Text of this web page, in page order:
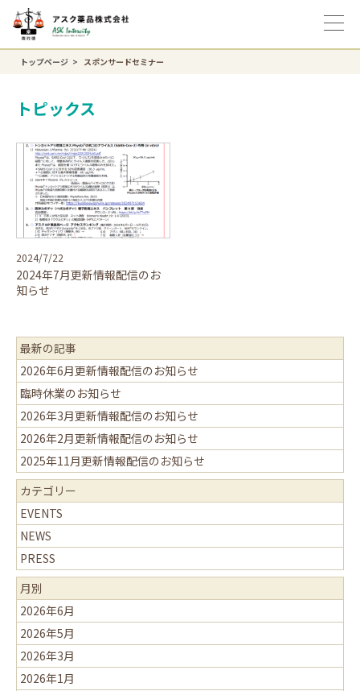
トップページ スポンサードセミナー
トピックス
2024/7/22
2024年7月更新情報配信のお
知らせ
最新の記事
2026年6月更新情報配信のお知らせ
臨時休業のお知らせ
2026年3月更新情報配信のお知らせ
2026年2月更新情報配信のお知らせ
2025年11月更新情報配信のお知らせ
カテゴリー
EVENTS
NEWS
PRESS
月別
2026年6月
2026年5月
2026年3月
2026年1月